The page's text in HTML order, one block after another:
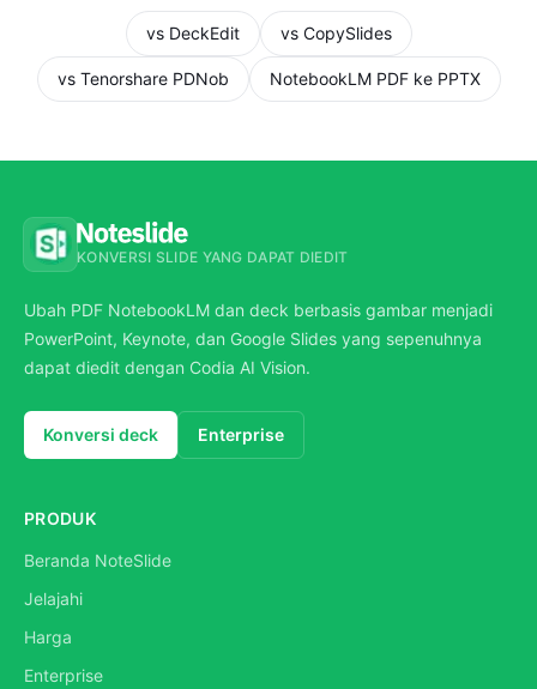
vs DeckEdit vs CopySlides
vs Tenorshare PDNob NotebookLM PDF ke PPTX
KONVERSI SLIDE YANG DAPAT DIEDIT
Ubah PDF NotebookLM dan deck berbasis gambar menjadi
PowerPoint, Keynote, dan Google Slides yang sepenuhnya
dapat diedit dengan Codia AI Vision.
Konversi deck Enterprise
PRODUK
Beranda NoteSlide
Jelajahi
Harga
Enterprise